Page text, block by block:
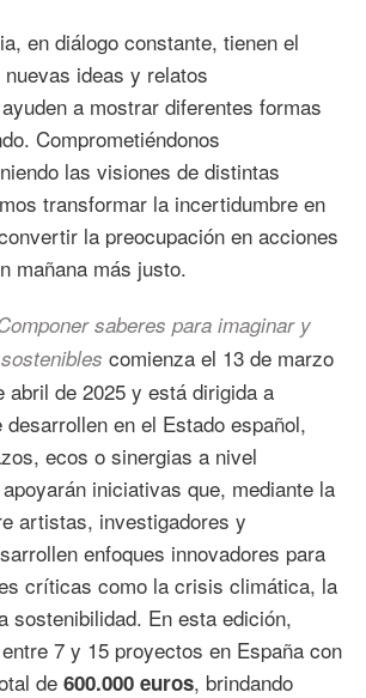
en diálogo constante, tienen el
ideas y relatos
a mostrar diferentes formas
Comprometiéndonos
las visiones de distintas
transformar la incertidumbre en
la preocupación en acciones
mañana más justo.
saberes para imaginar y
comienza el 13 de marzo
abril de 2025 y está dirigida a
en el Estado español,
ecos o sinergias a nivel
iniciativas que, mediante la
artistas, investigadores y
enfoques innovadores para
críticas como la crisis climática, la
sostenibilidad. En esta edición,
7 y 15 proyectos en España con
de 600.000 euros, brindando